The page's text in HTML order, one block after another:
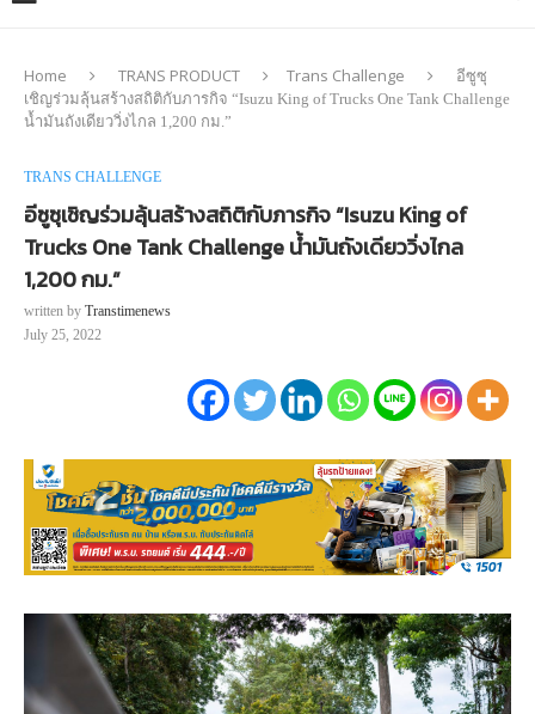
Home TRANS PRODUCT Trans Challenge
อีซูซุ
เชิญร่วมลุ้นสร้างสถิติกับภารกิจ “Isuzu King of Trucks One Tank Challenge
น้ำมันถังเดียววิ่งไกล 1,200 กม.”
TRANS CHALLENGE
อีซูซุเชิญร่วมลุ้นสร้างสถิติกับภารกิจ “Isuzu King of
Trucks One Tank Challenge น้ำมันถังเดียววิ่งไกล
1,200 กม.”
written by Transtimenews
July 25, 2022